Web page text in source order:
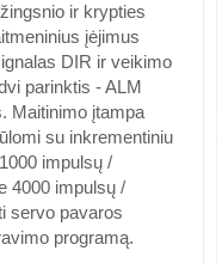
ir krypties
įėjimus
DIR ir veikimo
parinktis - ALM
Maitinimo įtampa
su inkrementiniu
impulsų /
4000 impulsų /
servo pavaros
programą.